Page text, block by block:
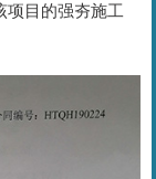
项目的强夯施工